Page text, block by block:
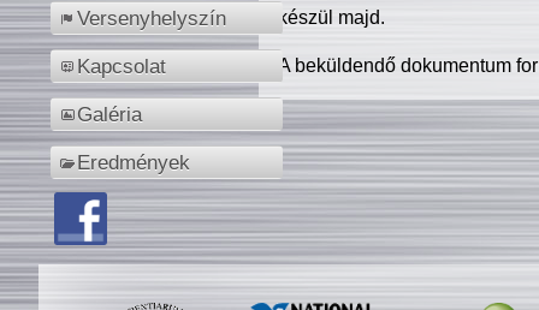
Versenyhelyszín
Kapcsolat
Galéria
Eredmények
készül majd.
A beküldendő dokumentum